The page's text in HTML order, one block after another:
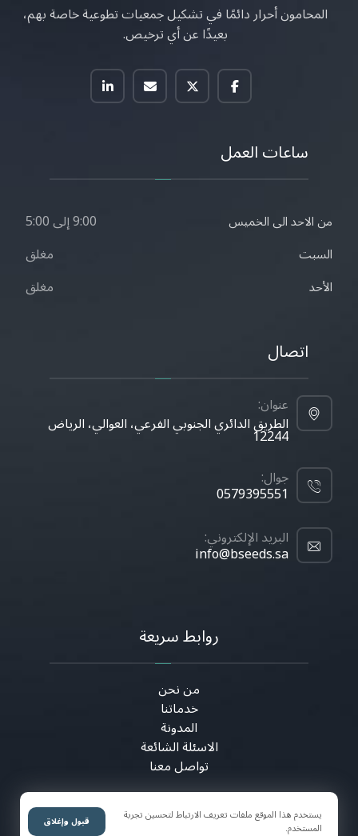
المحامون أحرار دائمًا في تشكيل جمعيات تطوعية خاصة بهم،
بعيدًا عن أي ترخيص.
ساعات العمل
من الاحد الى الخميس 9:00 إلى 5:00
السبت مغلق
الأحد مغلق
اتصال
عنوان:
الطريق الدائري الجنوبي الفرعي، العوالي، الرياض
12244
جوال:
0579395551
البريد الإلكتروني:
info@bseeds.sa
روابط سريعة
من نحن
خدماتنا
المدونة
الاسئلة الشائعة
تواصل معنا
يستخدم هذا الموقع ملفات تعريف الارتباط لتحسين تجربة
المستخدم. قبول وإغلاق